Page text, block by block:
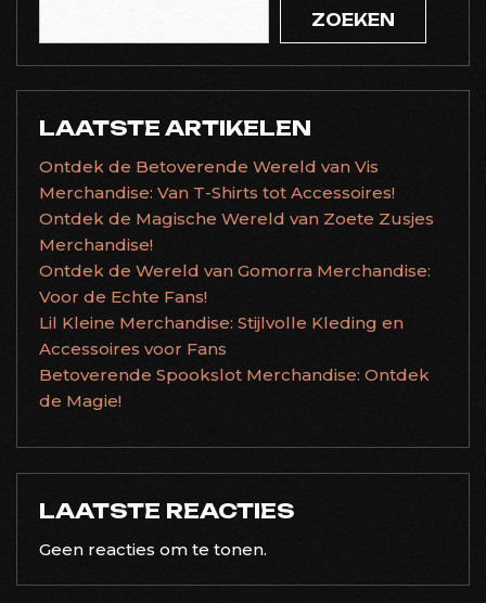
ZOEKEN
LAATSTE ARTIKELEN
Ontdek de Betoverende Wereld van Vis
Merchandise: Van T-Shirts tot Accessoires!
Ontdek de Magische Wereld van Zoete Zusjes
Merchandise!
Ontdek de Wereld van Gomorra Merchandise:
Voor de Echte Fans!
Lil Kleine Merchandise: Stijlvolle Kleding en
Accessoires voor Fans
Betoverende Spookslot Merchandise: Ontdek
de Magie!
LAATSTE REACTIES
Geen reacties om te tonen.